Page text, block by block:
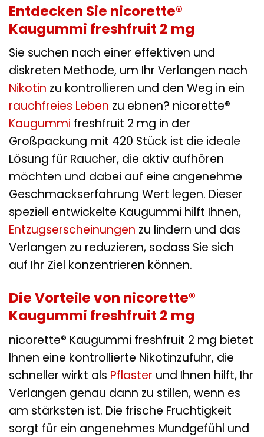
Entdecken Sie nicorette®
Kaugummi freshfruit 2 mg
Sie suchen nach einer effektiven und
diskreten Methode, um Ihr Verlangen nach
Nikotin zu kontrollieren und den Weg in ein
rauchfreies Leben zu ebnen? nicorette®
Kaugummi freshfruit 2 mg in der
Großpackung mit 420 Stück ist die ideale
Lösung für Raucher, die aktiv aufhören
möchten und dabei auf eine angenehme
Geschmackserfahrung Wert legen. Dieser
speziell entwickelte Kaugummi hilft Ihnen,
Entzugserscheinungen zu lindern und das
Verlangen zu reduzieren, sodass Sie sich
auf Ihr Ziel konzentrieren können.
Die Vorteile von nicorette®
Kaugummi freshfruit 2 mg
nicorette® Kaugummi freshfruit 2 mg bietet
Ihnen eine kontrollierte Nikotinzufuhr, die
schneller wirkt als Pflaster und Ihnen hilft, Ihr
Verlangen genau dann zu stillen, wenn es
am stärksten ist. Die frische Fruchtigkeit
sorgt für ein angenehmes Mundgefühl und